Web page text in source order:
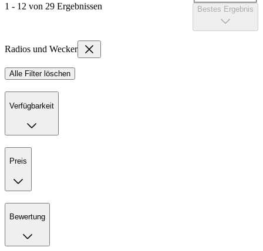
1 - 12 von 29 Ergebnissen Bestes Ergebnis
Radios und Wecker
Alle Filter löschen
Verfügbarkeit
Preis
Bewertung